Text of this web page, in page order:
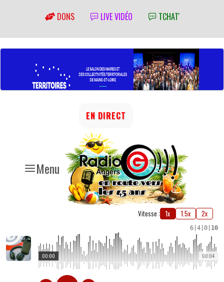
DONS LIVE VIDÉO TCHAT'
Menu
EN DIRECT
Vitesse : 1x 1.5x 2x
6 4 0 10
00:04
00:00